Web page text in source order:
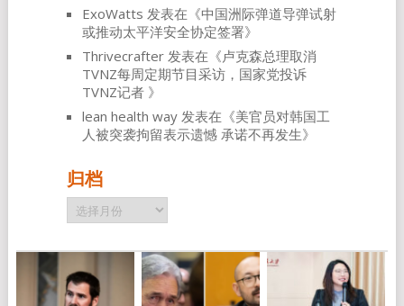
ExoWatts 发表在《中国洲际弹道导弹试射
或推动太平洋安全协定签署》
Thrivecrafter发表在《卢克森总理取消
TVNZ每周定期节目采访，国家党投诉
TVNZ记者 》
lean health way发表在《美官员对韩国工
人被突袭拘留表示遗憾 承诺不再发生》
归档
归
档